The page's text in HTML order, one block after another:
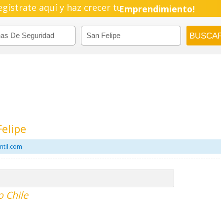
aquí y haz crecer tuEmprendimiento!
Chile